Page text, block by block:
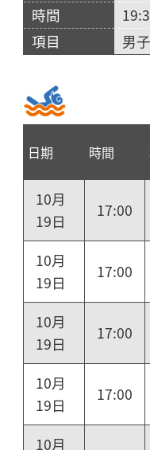
男
日期 時間
10月
19日
17:00
10月
19日
17:00
10月
19日
17:00
10月
19日
17:00
10月